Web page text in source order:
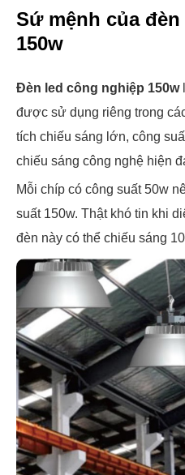
Sứ mệnh của
150w
Đèn led công nghiệp 150w
được sử dụng riêng trong
tích chiếu sáng lớn, công
chiếu sáng công nghệ hiện
Mỗi chíp có công suất 50w
suất 150w. Thật khó tin khi
đèn này có thể chiếu sáng